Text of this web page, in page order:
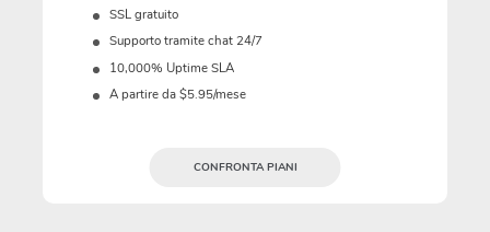
SSL gratuito
Supporto tramite chat 24/7
10,000% Uptime SLA
A partire da $5.95/mese
CONFRONTA PIANI